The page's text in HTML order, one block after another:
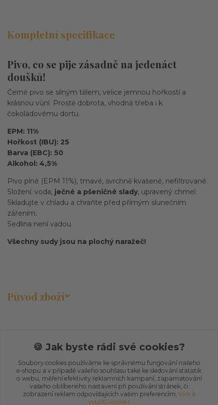
Kompletní specifikace
Pivo, co se pije zásadně na jedenáct
doušků!
Černé pivo se silným tělem, velice jemnou hořkostí a
krásnou vůní. Prostě dobrota, vhodná třeba i k
čokoládovému dortu.
EPM: 11%
Hořkost (IBU): 25
Barva (EBC): 50
Alkohol: 4,5%
Pivo plné (EPM 11%), tmavé, svrchně kvašené, nefiltrované.
Složení: voda, ječné a pšeničné slady, upravený chmel.
Skladujte v chladu a chraňte před přímým slunečním
zářením.
Sedlina není vadou.
Všechny sudy jsou na plochý naražeč!
Původ zboží
Zboží zařazeno v kategoriích
E-SHOP
🍪 Jak byste rádi své cookies?
Soubory cookies používáme ke správnému fungování našeho
e-shopu a v případě vašeho souhlasu také ke sledování statistik
o webu, měření efektivity reklamních kampaní, zapamatování
vašeho oblíbeného nastavení při používání stránek, či
zobrazení reklam odpovídajících vašim preferencím. Více k
využití cookies